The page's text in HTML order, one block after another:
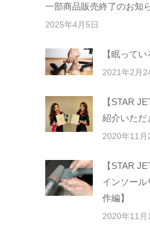
一部商品販売終了のお知
2025年4月5日
【眠って
2021年2月
【STAR
紹介いただ
2020年11月
【STAR
インソール
作編】
2020年11月